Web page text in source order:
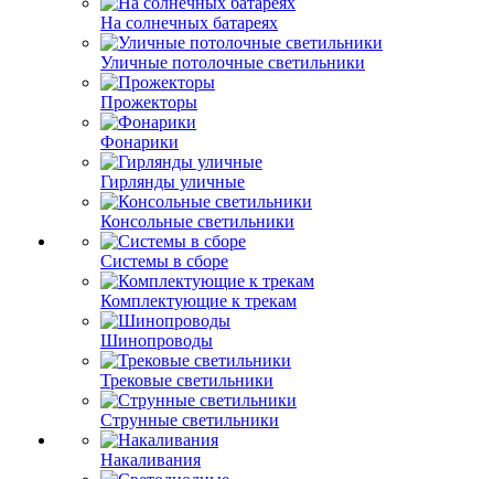
На солнечных батареях
Уличные потолочные светильники
Прожекторы
Фонарики
Гирлянды уличные
Консольные светильники
Системы в сборе
Комплектующие к трекам
Шинопроводы
Трековые светильники
Струнные светильники
Накаливания